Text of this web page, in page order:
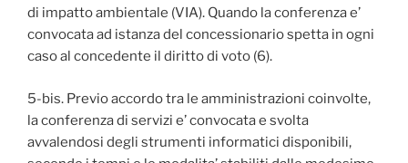
di impatto ambientale (VIA). Quando la conferenza e’
convocata ad istanza del concessionario spetta in ogni
caso al concedente il diritto di voto (6).
5-bis. Previo accordo tra le amministrazioni coinvolte,
la conferenza di servizi e’ convocata e svolta
avvalendosi degli strumenti informatici disponibili,